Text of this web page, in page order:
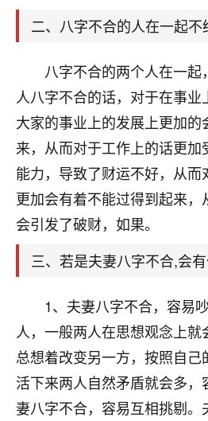
二、八字不合的人在一起不
八字不合的两个人在一
人八字不合的话，对于在事业
大家的事业上的发展上更加
来，从而对于工作上的话更
能力，导致了财运不好，从
更加会有着不能过得到起来
会引发了破财，如果。
三、若是夫妻八字不合,会有
1、夫妻八字不合，容易
人，一般两人在思想观念上
总想着改变另一方，按照自
活下来两人自然矛盾就会多
妻八字不合，容易互相挑剔。
平安是福 ：我也是每年
卦，认识老师3年了，都
17分钟前 来自湖北
心若莲花
我是做餐饮的，这两年，生
一家，要么生意不好，生意
家底快败光了，真是倒霉！
回事？
鹿森：你可以找老师看
太阳当空赵：我也做餐
址、风水、还有开业日
大环境不好，但是我家
刚找老师做了补财库，
2小时前 来自海南
梦醒时分